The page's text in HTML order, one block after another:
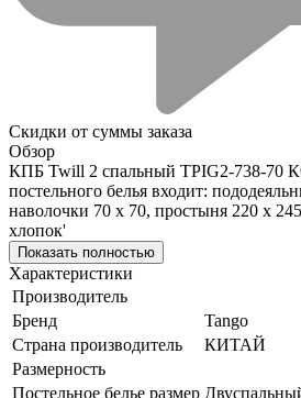
Скидки от суммы заказа
Обзор
КПБ Twill 2 спальный TPIG2-738-70
постельного белья входит:
наволочки 70 х 70, простыня 220 х
хлопок'
Показать полностью
Характеристики
Производитель
Бренд
Tango
Страна производитель
КИТАЙ
Размерность
Постельное белье размер